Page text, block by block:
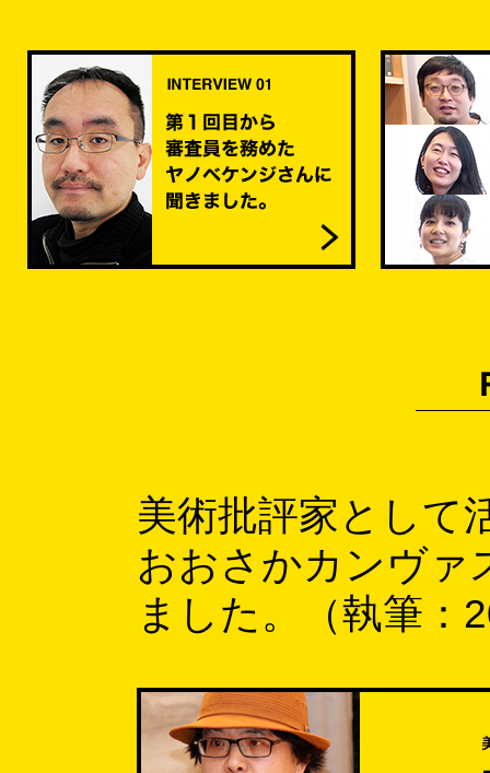
美術批評家として
おおさかカンヴァ
ました。（執筆：